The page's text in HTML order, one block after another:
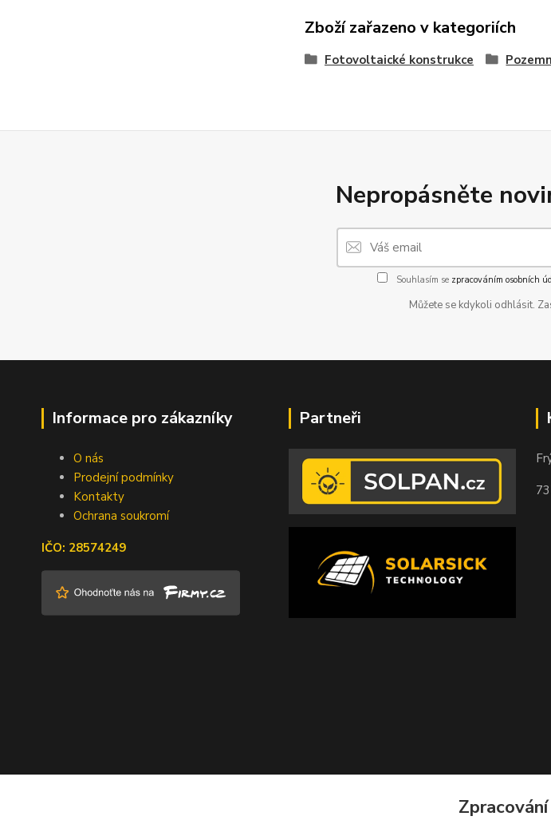
Zboží zařazeno v kategoriích
Fotovoltaické konstrukce
Nepropásněte
Souhlasím se zpracováním osobních
Můžete se kdykoli odhlásit.
Informace pro zákazníky
O nás
Prodejní podmínky
Kontakty
Ochrana soukromí
IČO: 28574249
Partneři